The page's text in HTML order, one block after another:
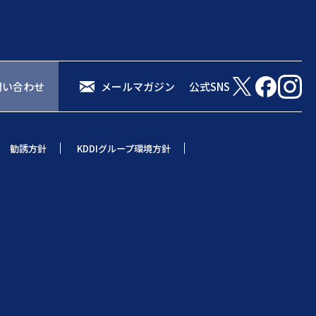
合わせ メールマガジン 公式SNS
勧誘方針 KDDIグループ環境方針